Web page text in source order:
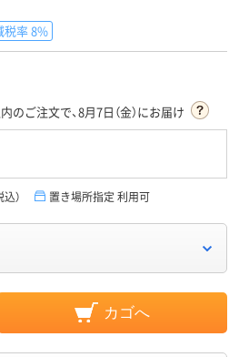
税率 8%
のご注文で、8月7日（金）にお届け
込） 置き場所指定 利用可
カゴへ